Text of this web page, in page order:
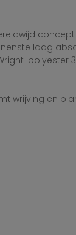
laag
polyester
wrijving en